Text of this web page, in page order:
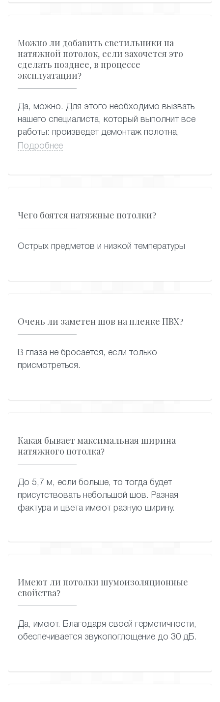
Можно ли добавить светильники на
натяжной потолок, если захочется это
сделать позднее, в процессе
эксплуатации?
Да, можно. Для этого необходимо вызвать
нашего специалиста, который выполнит все
работы: произведет демонтаж полотна,
сделает отверстия под новые светильники,
Подробнее
Чего боятся натяжные потолки?
Острых предметов и низкой температуры
Очень ли заметен шов на пленке ПВХ?
В глаза не бросается, если только
присмотреться.
Какая бывает максимальная ширина
натяжного потолка?
До 5,7 м, если больше, то тогда будет
присутствовать небольшой шов. Разная
фактура и цвета имеют разную ширину.
Имеют ли потолки шумоизоляционные
свойства?
Да, имеют. Благодаря своей герметичности,
обеспечивается звукопоглощение до 30 дБ.